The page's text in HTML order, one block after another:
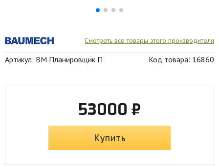
Смотреть все товары этого производителя
Артикул: BM Планировщик П Код товара: 16860
53000 ₽
Купить